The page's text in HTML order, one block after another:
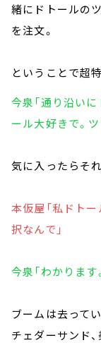
緒にドトールの
を注文。
ということで超
今泉「通り沿い
ール大好きで。
気に入ったらそ
本仮屋「私ドト
択なんで」
今泉「わかりま
ブームは去って
チェダーサンド